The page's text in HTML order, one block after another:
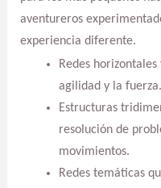
aventureros
experiencia diferente.
Redes
agilidad y la fuerza.
Estructuras
resolución de
movimientos.
Redes temáticas